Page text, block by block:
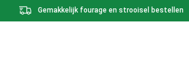
Gemakkelijk fourage en strooisel bestellen